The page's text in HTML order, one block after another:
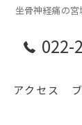
坐骨神経痛の
022-
アクセス